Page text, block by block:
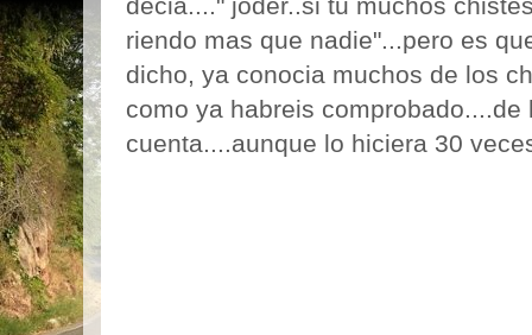
decia...." joder..si tu muchos
riendo mas que nadie"...pero es
dicho, ya conocia muchos de los
como ya habreis
cuenta....aunque lo hiciera 30